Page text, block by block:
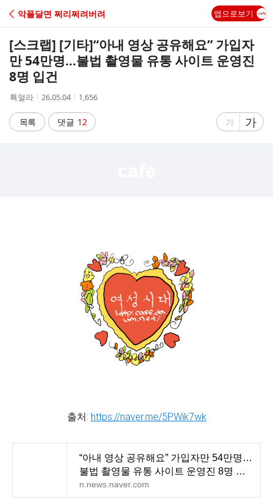
C
A
악플달면 쩌리쩌려버려 앱으로보기
[스크랩] [기타]“아내 영상 공유해요” 가입자
만 54만명…불법 촬영물 유통 사이트 운영진
8명 입건
작
자
툑얼라
작
시
간
26.05.04
조
수
1,656
목록 댓글 12
글
가
글
자
가
출처: https://naver.me/5PWik7wk
“아내 영상 공유해요” 가입자만 54만명…
불법 촬영물 유통 사이트 운영진 8명 입
건
n.news.naver.com